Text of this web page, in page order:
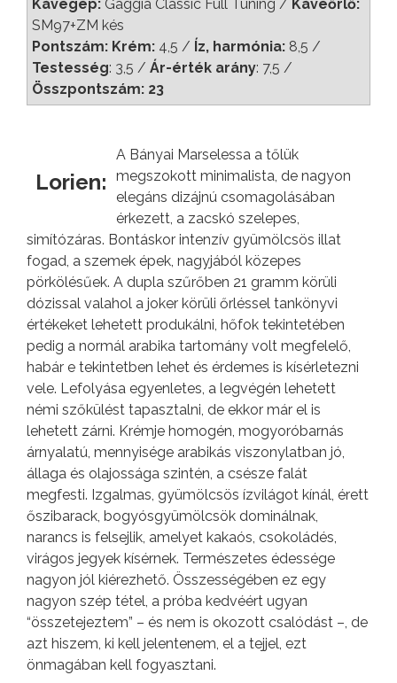
Kávégép: Gaggia Classic Full Tuning / Kávéőrlő:
SM97+ZM kés
Pontszám: Krém: 4,5 / Íz, harmónia: 8,5 /
Testesség: 3,5 / Ár-érték arány: 7,5 /
Összpontszám: 23
Lorien:
A Bányai Marselessa a tőlük
megszokott minimalista, de nagyon
elegáns dizájnú csomagolásában
érkezett, a zacskó szelepes,
simítózáras. Bontáskor intenzív gyümölcsös illat
fogad, a szemek épek, nagyjából közepes
pörkölésűek. A dupla szűrőben 21 gramm körüli
dózissal valahol a joker körüli őrléssel tankönyvi
értékeket lehetett produkálni, hőfok tekintetében
pedig a normál arabika tartomány volt megfelelő,
habár e tekintetben lehet és érdemes is kísérletezni
vele. Lefolyása egyenletes, a legvégén lehetett
némi szőkülést tapasztalni, de ekkor már el is
lehetett zárni. Krémje homogén, mogyoróbarnás
árnyalatú, mennyisége arabikás viszonylatban jó,
állaga és olajossága szintén, a csésze falát
megfesti. Izgalmas, gyümölcsös ízvilágot kínál, érett
őszibarack, bogyósgyümölcsök dominálnak,
narancs is felsejlik, amelyet kakaós, csokoládés,
virágos jegyek kísérnek. Természetes édessége
nagyon jól kiérezhető. Összességében ez egy
nagyon szép tétel, a próba kedvéért ugyan
“összetejeztem” – és nem is okozott csalódást –, de
azt hiszem, ki kell jelentenem, el a tejjel, ezt
önmagában kell fogyasztani.